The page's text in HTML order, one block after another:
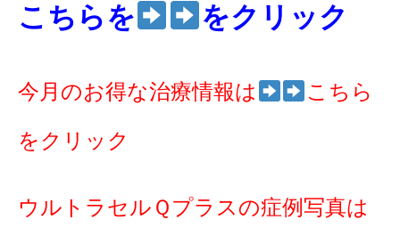
こちらを をクリック
今月のお得な治療情報は こちら
をクリック
ウルトラセルＱプラスの症例写真は